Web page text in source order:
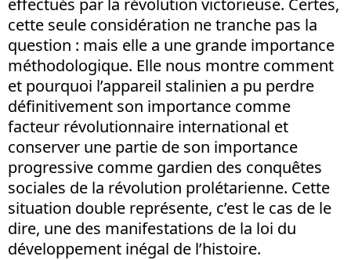
cette seule considération ne tranche pas la
question : mais elle a une grande importance
méthodologique. Elle nous montre comment
et pourquoi l’appareil stalinien a pu perdre
définitivement son importance comme
facteur révolutionnaire international et
conserver une partie de son importance
progressive comme gardien des conquêtes
sociales de la révolution prolétarienne. Cette
situation double représente, c’est le cas de le
dire, une des manifestations de la loi du
développement inégal de l’histoire.